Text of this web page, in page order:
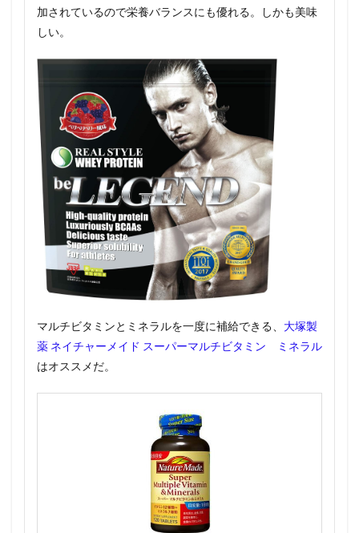
加されているので栄養バランスにも優れる。しかも美味
しい。
マルチビタミンとミネラルを一度に補給できる、 大塚製
薬 ネイチャーメイド スーパーマルチビタミン ミネラル
はオススメだ。